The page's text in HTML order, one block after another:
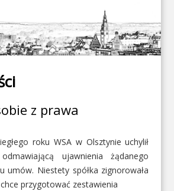
z prawa
roku WSA w Olsztynie uchylił
ujawnienia żądanego
umów. Niestety spółka zignorowała
przygotować zestawienia